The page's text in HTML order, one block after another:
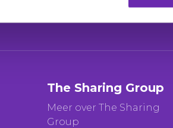
The Sharing Group
Meer over The Sharing
Group